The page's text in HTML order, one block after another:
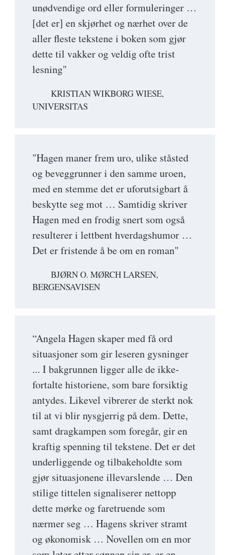
unødvendige ord eller formuleringer …
[det er] en skjørhet og nærhet over de
aller fleste tekstene i boken som gjør
dette til vakker og veldig ofte trist
lesning"
KRISTIAN WIKBORG WIESE,
UNIVERSITAS
"Hagen maner frem uro, ulike ståsted
og beveggrunner i den samme uroen,
med en stemme det er uforutsigbart å
beskytte seg mot … Samtidig skriver
Hagen med en frodig snert som også
resulterer i lettbent hverdagshumor …
Det er fristende å be om en roman"
BJØRN O. MØRCH LARSEN,
BERGENSAVISEN
“Angela Hagen skaper med få ord
situasjoner som gir leseren gysninger
... I bakgrunnen ligger alle de ikke-
fortalte historiene, som bare forsiktig
antydes. Likevel vibrerer de sterkt nok
til at vi blir nysgjerrig på dem. Dette,
samt dragkampen som foregår, gir en
kraftig spenning til tekstene. Det er det
underliggende og tilbakeholdte som
gjør situasjonene illevarslende … Den
stilige tittelen signaliserer nettopp
dette mørke og faretruende som
nærmer seg … Hagens skriver stramt
og økonomisk … Novellen om en mor